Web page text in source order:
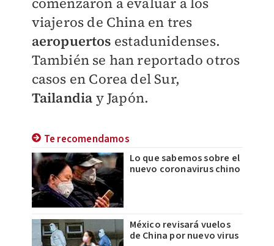
viajeros de China en tres
aeropuertos estadunidenses.
También se han reportado otros
casos en Corea del Sur,
Tailandia y Japón.
Te recomendamos
Lo que sabemos sobre el
nuevo coronavirus chino
México revisará vuelos
de China por nuevo virus